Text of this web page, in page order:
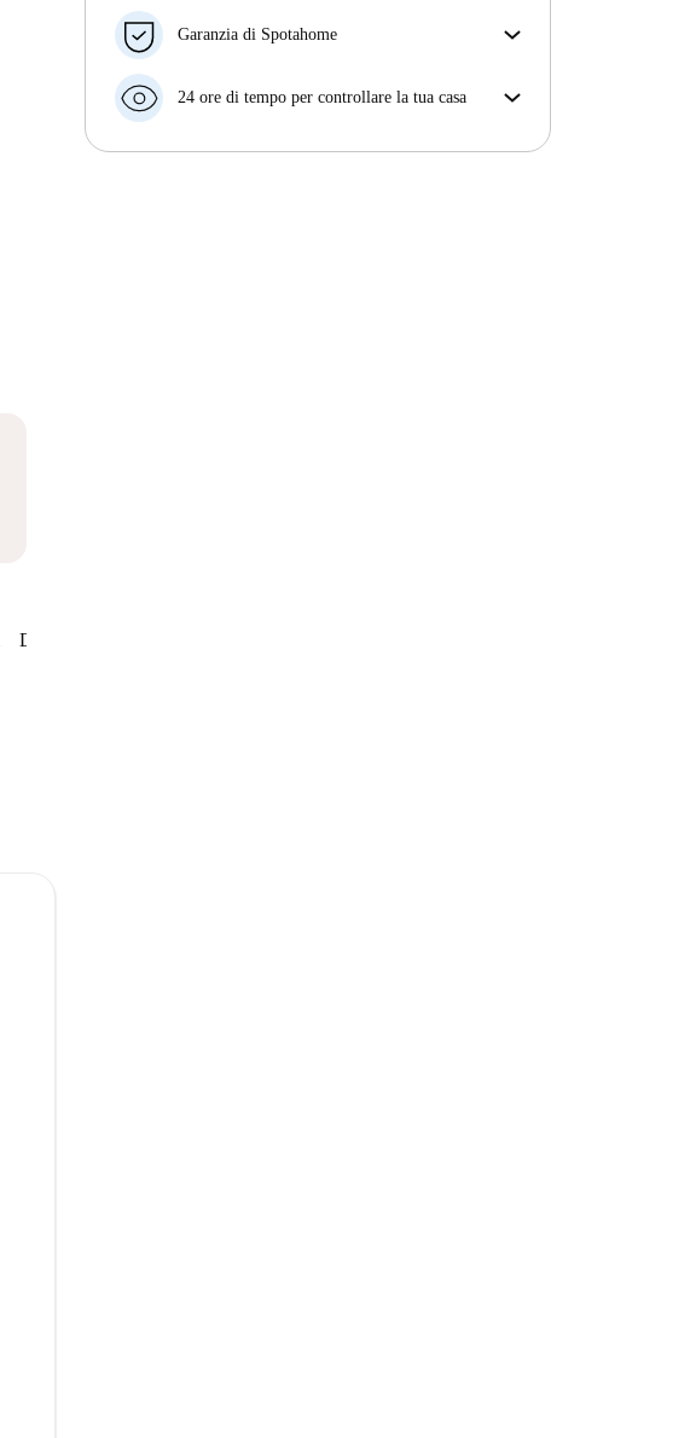
Garanzia di Spotahome
con breve preavviso, noi A) ti pagheremo un hotel e
B) ti rimborseremo totalmente
24 ore di tempo per controllare la tua casa
Disponibilità